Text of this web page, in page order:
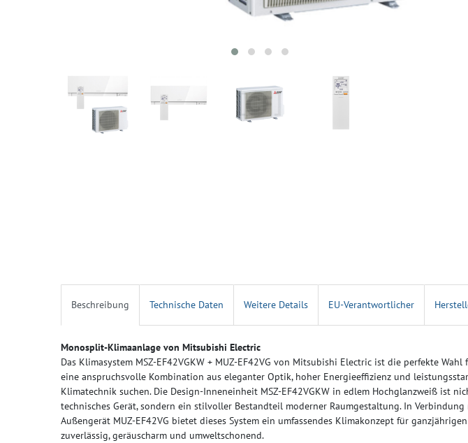
Beschreibung Technische Daten Weitere Details EU-Verantwortlicher
Monosplit-Klimaanlage von Mitsubishi Electric
Das Klimasystem MSZ-EF42VGKW + MUZ-EF42VG von Mitsubishi Electric ist die perfekte Wahl
eine anspruchsvolle Kombination aus eleganter Optik, hoher Energieeffizienz und
Klimatechnik suchen. Die Design-Inneneinheit MSZ-EF42VGKW in edlem Hochglanzweiß ist
technisches Gerät, sondern ein stilvoller Bestandteil moderner Raumgestaltung. In Verbindung
Außengerät MUZ-EF42VG bietet dieses System ein umfassendes Klimakonzept für
zuverlässig, geräuscharm und umweltschonend.